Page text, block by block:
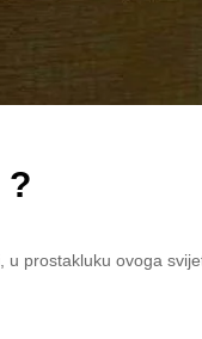
?
prostakluku ovoga